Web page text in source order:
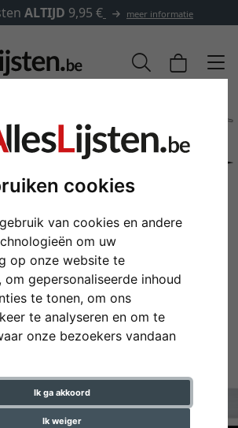
cookies
van cookies en andere
om uw
op onze website te
om gepersonaliseerde inhoud
te tonen, om ons
te analyseren en om te
onze bezoekers vandaan
Ik ga akkoord
Ik weiger
ALTIJD 9,95 € meer informatie